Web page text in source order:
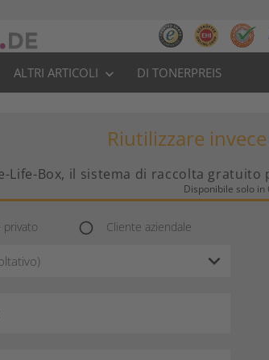
ALTRI ARTICOLI keyboard_arrow_down DI TONERPREIS
Riutilizzare
Life-Box, il sistema di raccolta
Disponibile solo in
privato radio_button_unchecked Cliente aziendale